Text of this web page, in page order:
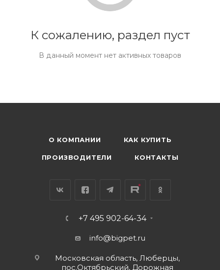
К сожалению, раздел пуст
В данный момент нет активных товаров
О КОМПАНИИ КАК КУПИТЬ
ПРОИЗВОДИТЕЛИ КОНТАКТЫ
+7 495 902-64-34
info@bigpet.ru
Московская область, Люберцы,
пос.Октябрьский, Дорожная